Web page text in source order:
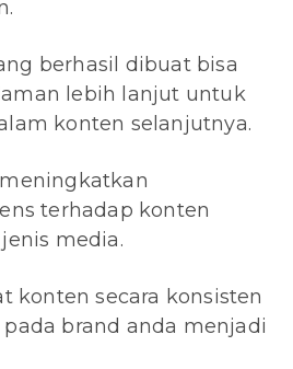
berhasil dibuat bisa
lebih lanjut untuk
konten selanjutnya.
terhadap konten
media.
konten secara konsisten
brand anda menjadi